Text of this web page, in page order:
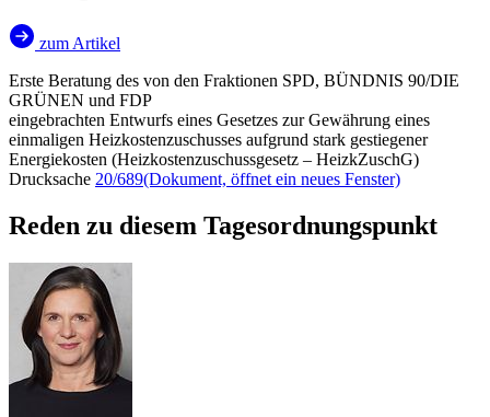
zum Artikel
Erste Beratung des von den Fraktionen SPD, BÜNDNIS 90/DIE
GRÜNEN und FDP
eingebrachten Entwurfs eines Gesetzes zur Gewährung eines
einmaligen Heizkostenzuschusses aufgrund stark gestiegener
Energiekosten (Heizkostenzuschussgesetz – HeizkZuschG)
Drucksache 20/689(Dokument, öffnet ein neues Fenster)
Reden zu diesem Tagesordnungspunkt